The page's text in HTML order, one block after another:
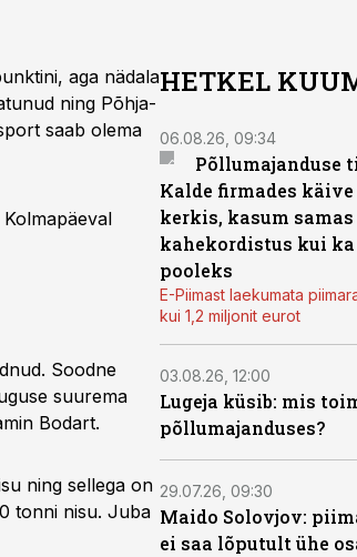
aga nädala
ning Põhja-
saab olema
Soodne
suurema
Bodart.
ning sellega on
tonni nisu. Juba
HETKEL
06.08.26, 09:34
Põllumajanduse
Kalde firmades
kerkis, kasum
kahekordistus kui ka
pooleks
E-Piimast laekumata
kui 1,2 miljonit eurot
03.08.26, 12:00
Lugeja küsib: mis
põllumajanduses?
29.07.26, 09:30
Maido Solovjov:
ei saa lõputult ühe